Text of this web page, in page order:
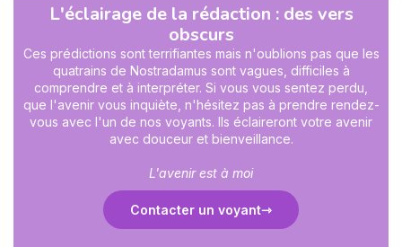
L'éclairage de la rédaction : des vers
obscurs
Ces prédictions sont terrifiantes mais n'oublions pas que les
quatrains de Nostradamus sont vagues, difficiles à
comprendre et à interpréter. Si vous vous sentez perdu,
que l'avenir vous inquiète, n'hésitez pas à prendre rendez-
vous avec l'un de nos voyants. Ils éclaireront votre avenir
avec douceur et bienveillance.
L'avenir est à moi
Contacter un voyant